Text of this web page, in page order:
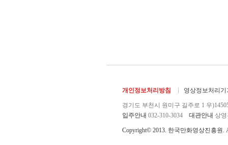
개인정보처리방침 영상정보처리기
경기도 부천시 원미구 길주로 1 우
입주안내 032-310-3034 대관안내 상영
Copyright© 2013. 한국만화영상진흥원.